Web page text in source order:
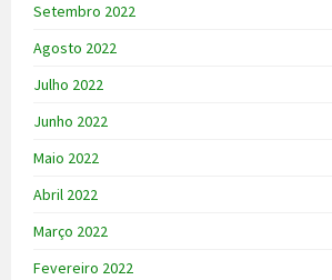
Setembro 2022
Agosto 2022
Julho 2022
Junho 2022
Maio 2022
Abril 2022
Março 2022
Fevereiro 2022